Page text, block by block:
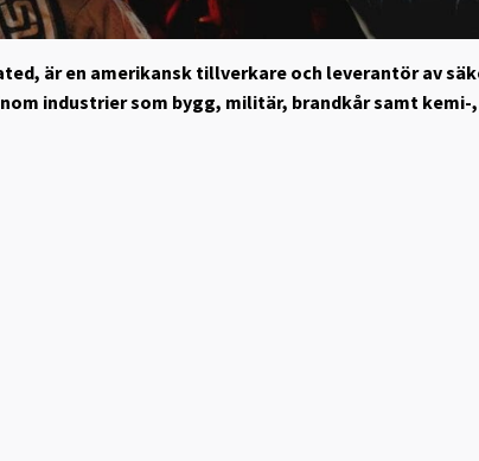
är en amerikansk tillverkare och leverantör av
industrier som bygg, militär, brandkår samt kemi-